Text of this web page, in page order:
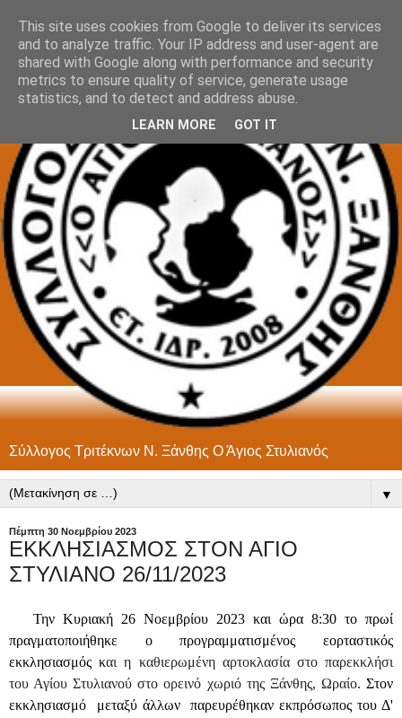
Σύλλογος Τριτέκνων Ν. Ξάνθης Ο Άγιος Στυλιανός
▼
Πέμπτη 30 Νοεμβρίου 2023
ΕΚΚΛΗΣΙΑΣΜΟΣ ΣΤΟΝ ΑΓΙΟ
ΣΤΥΛΙΑΝΟ 26/11/2023
Την Κυριακή 26 Νοεμβρίου 2023 και ώρα 8:30 το πρωί
πραγματοποιήθηκε ο προγραμματισμένος εορταστικός
εκκλησιασμός και η καθιερωμένη αρτοκλασία στο παρεκκλήσι
του Αγίου Στυλιανού στο ορεινό χωριό της Ξάνθης, Ωραίο. Στον
εκκλησιασμό μεταξύ άλλων
παρευρέθηκαν εκπρόσωπος του Δ'
This site uses cookies from Google to deliver its services
and to analyze traffic. Your IP address and user-agent are
shared with Google along with performance and security
metrics to ensure quality of service, generate usage
statistics, and to detect and address abuse.
LEARN MORE GOT IT